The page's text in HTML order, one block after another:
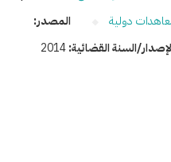
دولية
السنة القضائية:2014
المصدر: